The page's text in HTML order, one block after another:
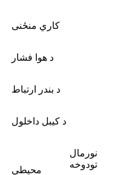
کاري منځنی
د هوا فشار
د بندر ارتباط
د کیبل داخلول
محیطي
نورمال
تودوخه